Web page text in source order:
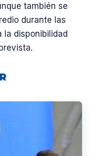
también se
durante las
la disponibilidad